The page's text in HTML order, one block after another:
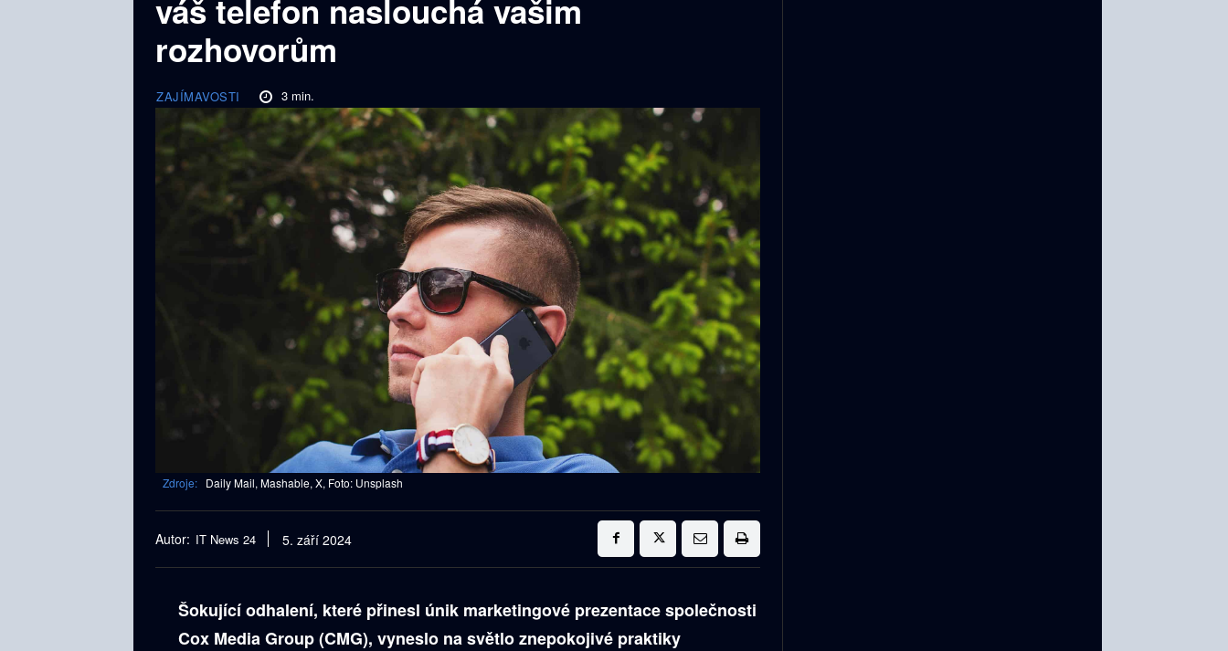
váš telefon naslouchá vašim
rozhovorům
ZAJÍMAVOSTI 3min.
Zdroje: Daily Mail, Mashable, X, Foto: Unsplash
Autor: IT News 24 5. září 2024
Šokující odhalení, které přinesl únik marketingové prezentace společnosti
Cox Media Group (CMG), vyneslo na světlo znepokojivé praktiky